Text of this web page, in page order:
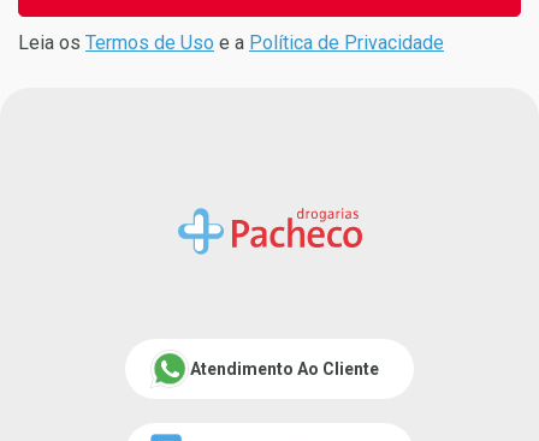
Leia os Termos de Uso e a Política de Privacidade
Atendimento Ao Cliente